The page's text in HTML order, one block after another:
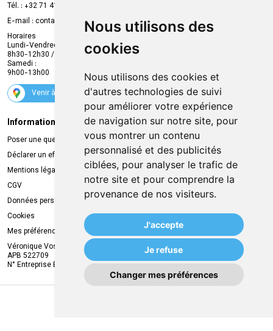
Nous utilisons des
cookies
Nous utilisons des cookies et
d'autres technologies de suivi
pour améliorer votre expérience
de navigation sur notre site, pour
vous montrer un contenu
personnalisé et des publicités
ciblées, pour analyser le trafic de
notre site et pour comprendre la
provenance de nos visiteurs.
J'accepte
Je refuse
Changer mes préférences
Tél. : +32 71 41 32 10
E-mail : contact
mvapharma.be
Horaires
Lundi-Vendredi :
8h30-12h30 / 13h30-18h30
Samedi :
9h00-13h00
Venir à la pharmacie
Compte professionnel
Envoi d’ordonnance
Suivez-nous
Informations légales
Poser une question
Déclarer un effet indésirable
Mentions légales
CGV
Données personnelles
Cookies
Mes préférences Cookies
Véronique Vos
APB 522709
N° Entreprise BE0749.944.612
Livraison
Retrait à la pharmacie
Livraison chez vous
Livraison dans un Point Relais